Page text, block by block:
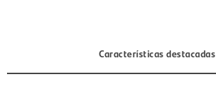
Características destacadas